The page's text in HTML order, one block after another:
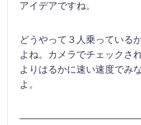
アイデアですね。
どうやって３人乗っている
よね。カメラでチェックさ
よりはるかに速い速度でみ
よ。